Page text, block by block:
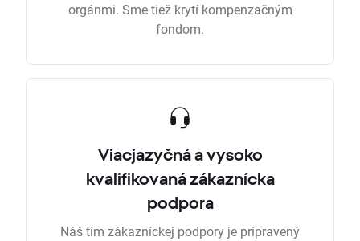
orgánmi. Sme tiež krytí kompenzačným
fondom.
Viacjazyčná a vysoko
kvalifikovaná zákaznícka
podpora
Náš tím zákazníckej podpory je pripravený